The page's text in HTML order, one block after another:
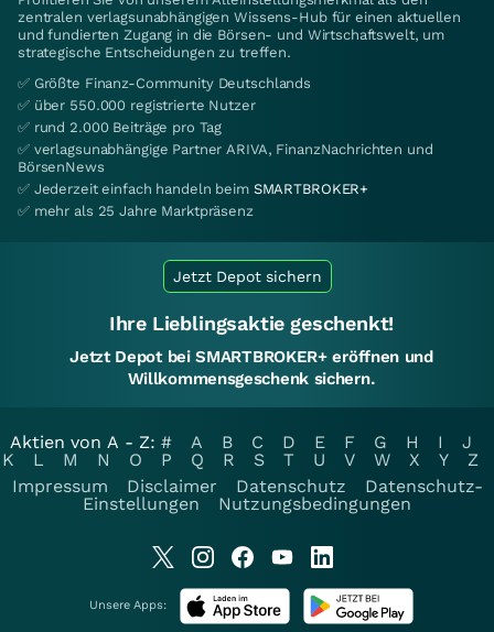
zentralen verlagsunabhängigen Wissens-Hub für einen aktuellen
und fundierten Zugang in die Börsen- und Wirtschaftswelt, um
strategische Entscheidungen zu treffen.
✅ Größte Finanz-Community Deutschlands
✅ über 550.000 registrierte Nutzer
✅ rund 2.000 Beiträge pro Tag
✅ verlagsunabhängige Partner ARIVA, FinanzNachrichten und
BörsenNews
✅ Jederzeit einfach handeln beim SMARTBROKER+
✅ mehr als 25 Jahre Marktpräsenz
Jetzt Depot sichern
Ihre Lieblingsaktie geschenkt!
Jetzt Depot bei SMARTBROKER+ eröffnen und
Willkommensgeschenk sichern.
Aktien von A - Z: # A B C D E F G H I
J
K
L M N O P Q R S T U V W X Y
Z
Impressum
Disclaimer Datenschutz
Datenschutz-
Einstellungen
Nutzungsbedingungen
Unsere Apps: